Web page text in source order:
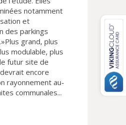
notamment
et
des parkings
grand, plus
modulable, plus
futur site de
encore
rayonnement au-
communales...